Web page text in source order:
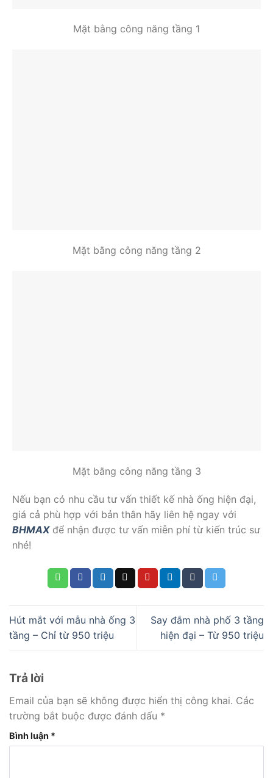
Mặt bằng công năng tầng 1
Mặt bằng công năng tầng 2
Mặt bằng công năng tầng 3
Nếu bạn có nhu cầu tư vấn thiết kế nhà ống hiện đại,
giá cả phù hợp với bản thân hãy liên hệ ngay với
BHMAXđể nhận được tư vấn miễn phí từ kiến trúc sư
nhé!
Hút mắt với mẫu nhà ống 3
tầng – Chỉ từ 950 triệu
Say đắm nhà phố 3 tầng
hiện đại – Từ 950 triệu
Trả lời
Email của bạn sẽ không được hiển thị công khai. Các
trường bắt buộc được đánh dấu *
Bình luận *